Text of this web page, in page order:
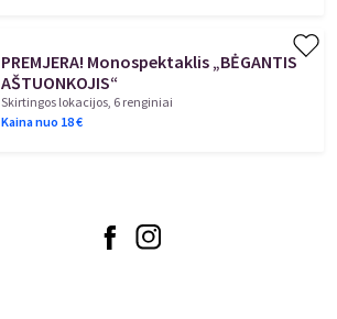
PREMJERA! Monospektaklis „BĖGANTIS
AŠTUONKOJIS“
Skirtingos lokacijos, 6 renginiai
Kaina nuo 18€